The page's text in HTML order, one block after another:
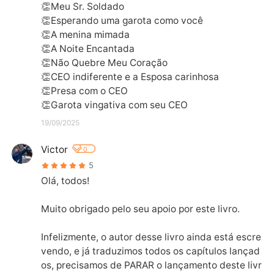
👏Meu Sr. Soldado
👏Esperando uma garota como você
👏A menina mimada
👏A Noite Encantada
👏Não Quebre Meu Coração
👏CEO indiferente e a Esposa carinhosa
👏Presa com o CEO
👏Garota vingativa com seu CEO
19/09/2025
Victor 0
5
Olá, todos!
Muito obrigado pelo seu apoio por este livro.
Infelizmente, o autor desse livro ainda está escre
vendo, e já traduzimos todos os capítulos lançad
os, precisamos de PARAR o lançamento deste livr